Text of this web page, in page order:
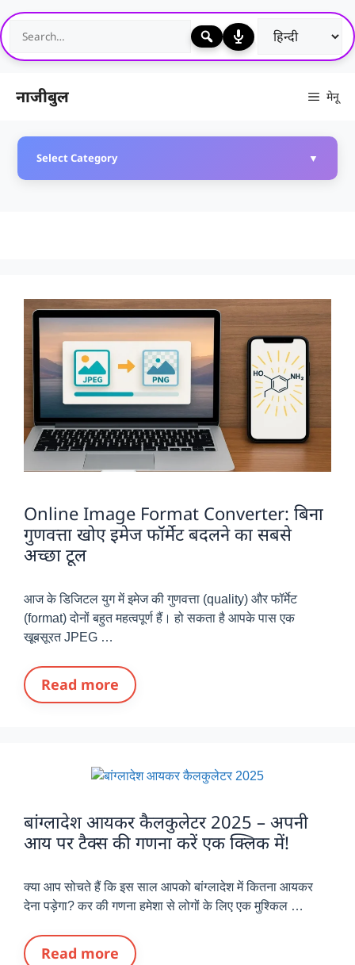
Skip
to
content
नाजीबुल मेनू
Select Category ▼
Online Image Format Converter: बिना
गुणवत्ता खोए इमेज फॉर्मेट बदलने का सबसे
अच्छा टूल
आज के डिजिटल युग में इमेज की गुणवत्ता (quality) और फॉर्मेट
(format) दोनों बहुत महत्वपूर्ण हैं। हो सकता है आपके पास एक
खूबसूरत JPEG …
Read more
बांग्लादेश आयकर कैलकुलेटर 2025 – अपनी
आय पर टैक्स की गणना करें एक क्लिक में!
क्या आप सोचते हैं कि इस साल आपको बांग्लादेश में कितना आयकर
देना पड़ेगा? कर की गणना हमेशा से लोगों के लिए एक मुश्किल …
Read more